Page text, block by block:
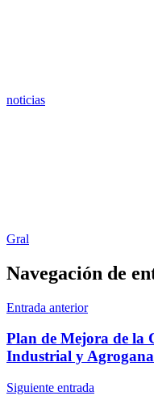
noticias
Gral
Navegación de
Entrada anterior
Plan de Mejora de la
Industrial y
Siguiente entrada